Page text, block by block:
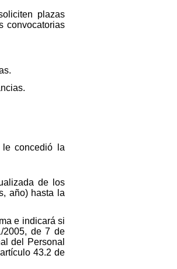
plazas
convocatorias
le concedió la
de los
año) hasta la
e indicará si
2005, de 7 de
del Personal
43.2 de